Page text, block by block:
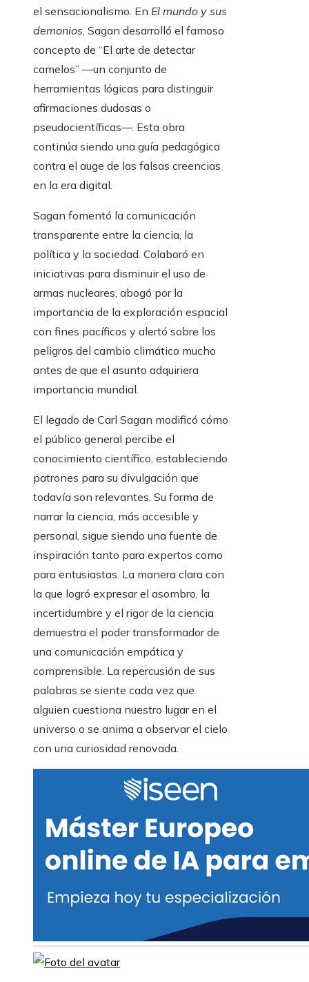
el sensacionalismo. En El mundo y sus
demonios, Sagan desarrolló el famoso
concepto de “El arte de detectar
camelos” —un conjunto de
herramientas lógicas para distinguir
afirmaciones dudosas o
pseudocientíficas—. Esta obra
continúa siendo una guía pedagógica
contra el auge de las falsas creencias
en la era digital.
Sagan fomentó la comunicación
transparente entre la ciencia, la
política y la sociedad. Colaboró en
iniciativas para disminuir el uso de
armas nucleares, abogó por la
importancia de la exploración espacial
con fines pacíficos y alertó sobre los
peligros del cambio climático mucho
antes de que el asunto adquiriera
importancia mundial.
El legado de Carl Sagan modificó cómo
el público general percibe el
conocimiento científico, estableciendo
patrones para su divulgación que
todavía son relevantes. Su forma de
narrar la ciencia, más accesible y
personal, sigue siendo una fuente de
inspiración tanto para expertos como
para entusiastas. La manera clara con
la que logró expresar el asombro, la
incertidumbre y el rigor de la ciencia
demuestra el poder transformador de
una comunicación empática y
comprensible. La repercusión de sus
palabras se siente cada vez que
alguien cuestiona nuestro lugar en el
universo o se anima a observar el cielo
con una curiosidad renovada.